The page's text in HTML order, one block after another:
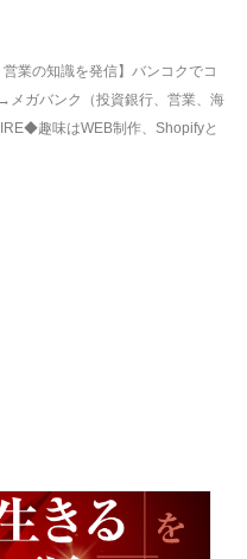
業の知識を発信】バンコクでコ
ガバンク（投資銀行、営業、海
趣味はWEB制作、Shopifyと